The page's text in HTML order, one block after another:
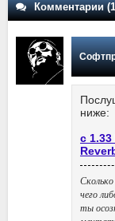
Комментарии
ниже:
с
чего
ты